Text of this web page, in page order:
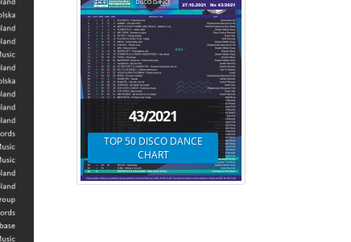
43/2021
TOP 50 DISCO DANCE
CHART